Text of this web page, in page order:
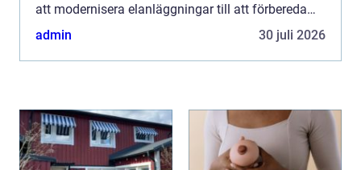
att modernisera elanläggningar till att förbereda
hus f&o...
admin 30 juli 2026